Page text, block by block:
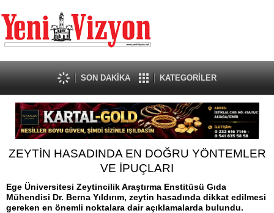
SON DAKİKA KATEGORİLER
ZEYTİN HASADINDA EN DOĞRU YÖNTEMLER
VE İPUÇLARI
Ege Üniversitesi Zeytincilik Araştırma Enstitüsü Gıda
Mühendisi Dr. Berna Yıldırım, zeytin hasadında dikkat edilmesi
gereken en önemli noktalara dair açıklamalarda bulundu.